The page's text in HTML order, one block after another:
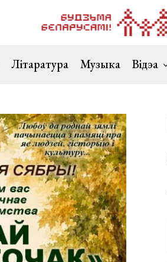
Літаратура Музыка Відэа